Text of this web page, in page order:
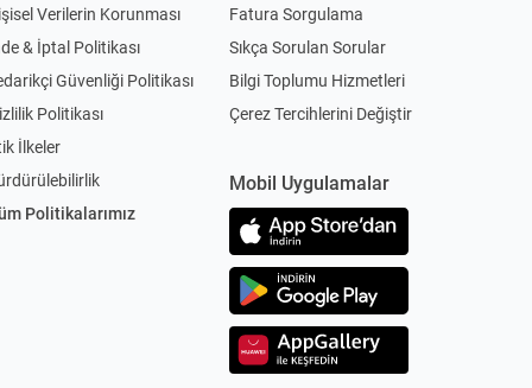
Verilerin Korunması
& İptal Politikası
Güvenliği Politikası
Politikası
İlkeler
Politikalarımız
Fatura Sorgulama
Sıkça Sorulan Sorular
Bilgi Toplumu Hizmetleri
Çerez Tercihlerini Değiştir
Mobil Uygulamalar